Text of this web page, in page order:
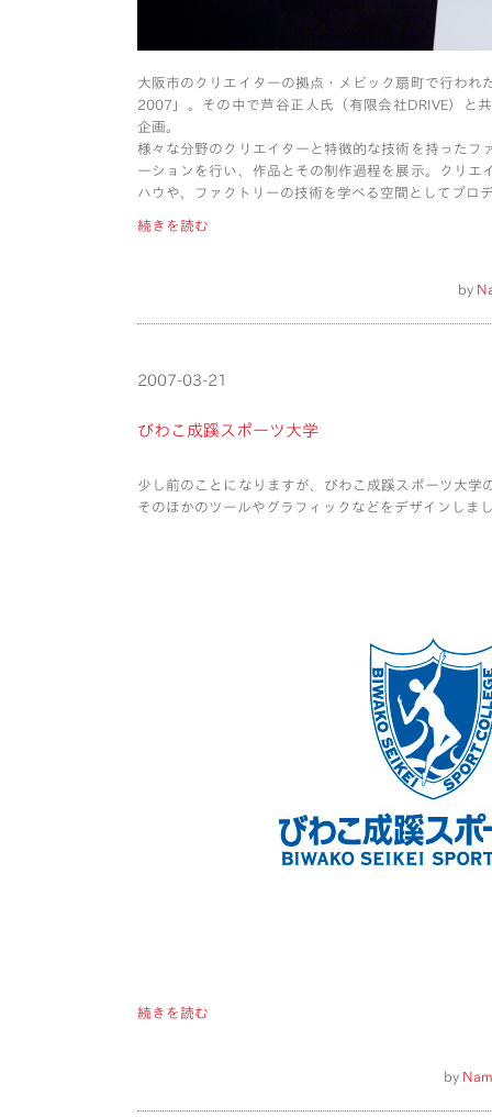
大阪市のクリエイターの拠点・メビック扇町で行われ
2007」。その中で芦谷正人氏（有限会社DRIVE）と
企画。
様々な分野のクリエイターと特徴的な技術を持ったフ
ーションを行い、作品とその制作過程を展示。クリエ
ハウや、ファクトリーの技術を学べる空間としてプロ
続きを読む
by
2007-03-21
びわこ成蹊スポーツ大学
少し前のことになりますが、びわこ成蹊スポーツ大学
そのほかのツールやグラフィックなどをデザインしま
続きを読む
by